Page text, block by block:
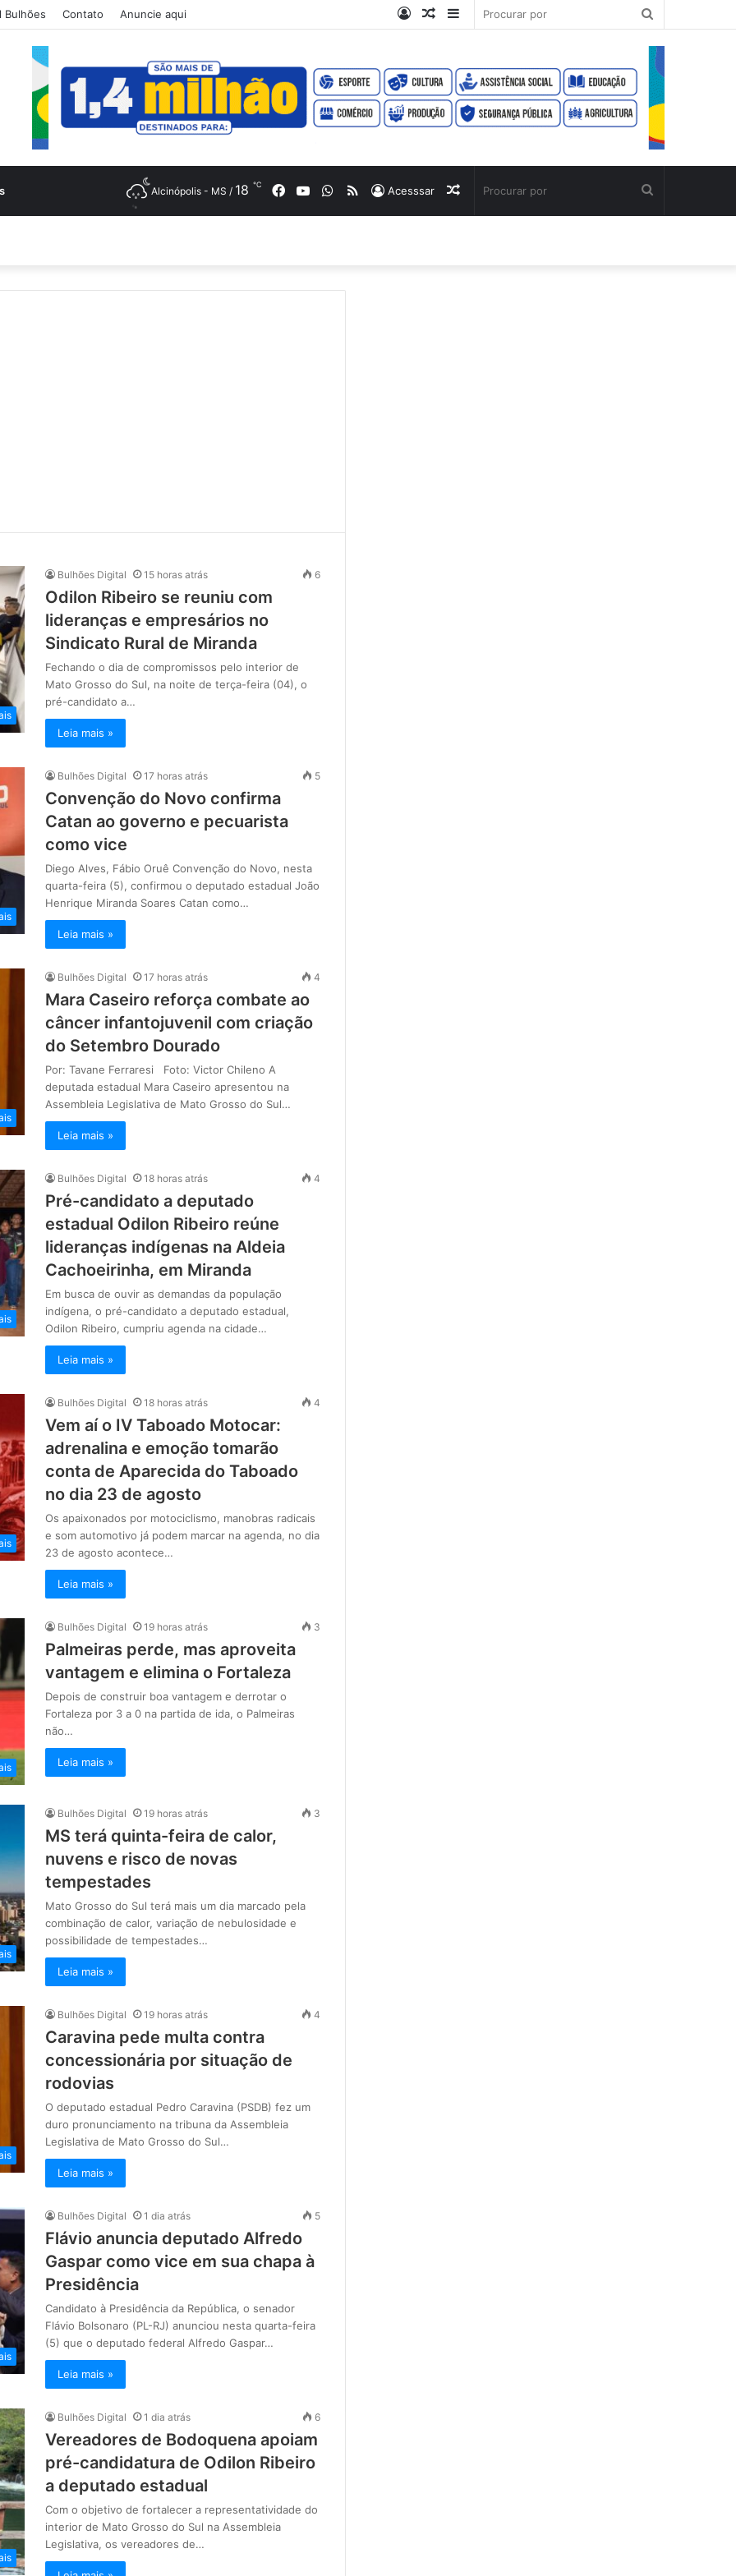
Bulhões Contato Anuncie aqui
por
Barra
Artigo
Entrar
Artigo
Acesssar
RSS
WhatsApp
YouTube
Facebook
Alcinópolis - MS / 18 ℃
Bulhões Digital 15 horas atrás 6
Odilon Ribeiro se reuniu com
lideranças e empresários no
Sindicato Rural de Miranda
Fechando o dia de compromissos pelo interior de
Mato Grosso do Sul, na noite de terça-feira (04), o
pré-candidato a…
Leia mais »
Bulhões Digital 17 horas atrás 5
Convenção do Novo confirma
Catan ao governo e pecuarista
como vice
Diego Alves, Fábio Oruê Convenção do Novo, nesta
quarta-feira (5), confirmou o deputado estadual João
Henrique Miranda Soares Catan como…
Leia mais »
Bulhões Digital 17 horas atrás 4
Mara Caseiro reforça combate ao
câncer infantojuvenil com criação
do Setembro Dourado
Por: Tavane Ferraresi Foto: Victor Chileno A
deputada estadual Mara Caseiro apresentou na
Assembleia Legislativa de Mato Grosso do Sul…
Leia mais »
Bulhões Digital 18 horas atrás 4
Pré-candidato a deputado
estadual Odilon Ribeiro reúne
lideranças indígenas na Aldeia
Cachoeirinha, em Miranda
Em busca de ouvir as demandas da população
indígena, o pré-candidato a deputado estadual,
Odilon Ribeiro, cumpriu agenda na cidade…
Leia mais »
Bulhões Digital 18 horas atrás 4
Vem aí o IV Taboado Motocar:
adrenalina e emoção tomarão
conta de Aparecida do Taboado
no dia 23 de agosto
Os apaixonados por motociclismo, manobras radicais
e som automotivo já podem marcar na agenda, no dia
23 de agosto acontece…
Leia mais »
Bulhões Digital 19 horas atrás 3
Palmeiras perde, mas aproveita
vantagem e elimina o Fortaleza
Depois de construir boa vantagem e derrotar o
Fortaleza por 3 a 0 na partida de ida, o Palmeiras
não…
Leia mais »
Bulhões Digital 19 horas atrás 3
MS terá quinta-feira de calor,
nuvens e risco de novas
tempestades
Mato Grosso do Sul terá mais um dia marcado pela
combinação de calor, variação de nebulosidade e
possibilidade de tempestades…
Leia mais »
Bulhões Digital 19 horas atrás 4
Caravina pede multa contra
concessionária por situação de
rodovias
O deputado estadual Pedro Caravina (PSDB) fez um
duro pronunciamento na tribuna da Assembleia
Legislativa de Mato Grosso do Sul…
Leia mais »
Bulhões Digital 1 dia atrás 5
Flávio anuncia deputado Alfredo
Gaspar como vice em sua chapa à
Presidência
Candidato à Presidência da República, o senador
Flávio Bolsonaro (PL-RJ) anunciou nesta quarta-feira
(5) que o deputado federal Alfredo Gaspar…
Leia mais »
Bulhões Digital 1 dia atrás 6
Vereadores de Bodoquena apoiam
pré-candidatura de Odilon Ribeiro
a deputado estadual
Com o objetivo de fortalecer a representatividade do
interior de Mato Grosso do Sul na Assembleia
Legislativa, os vereadores de…